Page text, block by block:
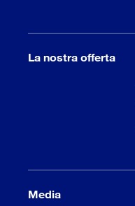
La nostra offerta
Media